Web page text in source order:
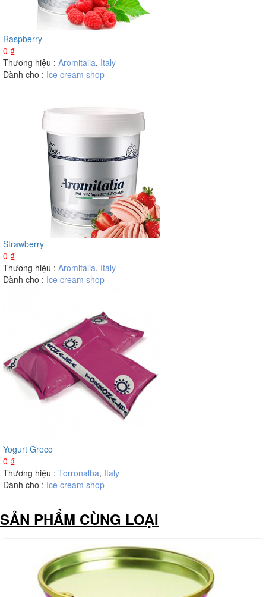
Raspberry
0 ₫
Thương hiệu : Aromitalia, Italy
Dành cho : Ice cream shop
Strawberry
0 ₫
Thương hiệu : Aromitalia, Italy
Dành cho : Ice cream shop
Yogurt Greco
0 ₫
Thương hiệu : Torronalba, Italy
Dành cho : Ice cream shop
SẢN PHẨM CÙNG LOẠI